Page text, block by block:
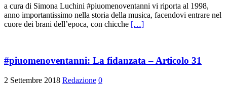
a cura di Simona Luchini #piuomenoventanni vi riporta al 1998,
anno importantissimo nella storia della musica, facendovi entrare nel
cuore dei brani dell’epoca, con chicche […]
#piuomenoventanni: La fidanzata – Articolo 31
2 Settembre 2018 Redazione 0